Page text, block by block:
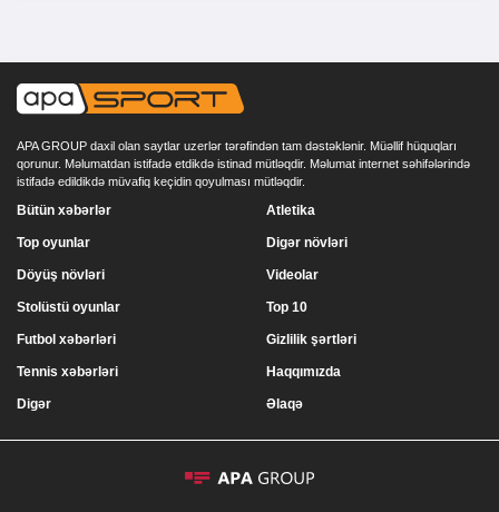
APA GROUP daxil olan saytlar uzerlər tərəfindən tam dəstəklənir. Müəllif hüquqları
qorunur. Məlumatdan istifadə etdikdə istinad mütləqdir. Məlumat internet səhifələrində
istifadə edildikdə müvafiq keçidin qoyulması mütləqdir.
Bütün xəbərlər
Top oyunlar
Döyüş növləri
Stolüstü oyunlar
Atletika
Digər növləri
Videolar
Top 10
Futbol xəbərləri
Tennis xəbərləri
Digər
Gizlilik şərtləri
Haqqımızda
Əlaqə